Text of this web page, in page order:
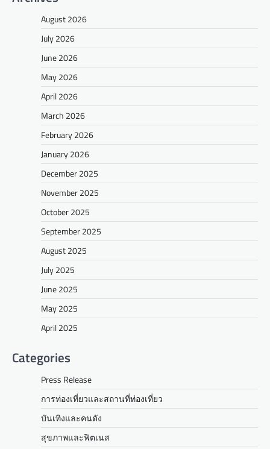
August 2026
July 2026
June 2026
May 2026
April 2026
March 2026
February 2026
January 2026
December 2025
November 2025
October 2025
September 2025
August 2025
July 2025
June 2025
May 2025
April 2025
Categories
Press Release
การท่องเที่ยวและสถานที่ท่องเที่ยว
บันเทิงและคนดัง
สุขภาพและฟิตเนส